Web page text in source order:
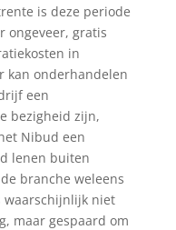
is deze periode
ongeveer, gratis
in
kan onderhandelen
een
bezigheid zijn,
Nibud een
lenen buiten
branche weleens
waarschijnlijk niet
maar gespaard om